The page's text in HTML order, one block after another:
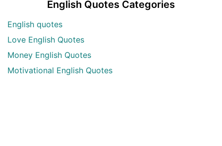
English Quotes Categories
English quotes
Love English Quotes
Money English Quotes
Motivational English Quotes